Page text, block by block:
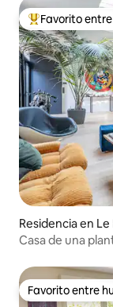
De los mejores
Favorito
Residencia en
Casa de una planta
Favorito entre
Favorito entre